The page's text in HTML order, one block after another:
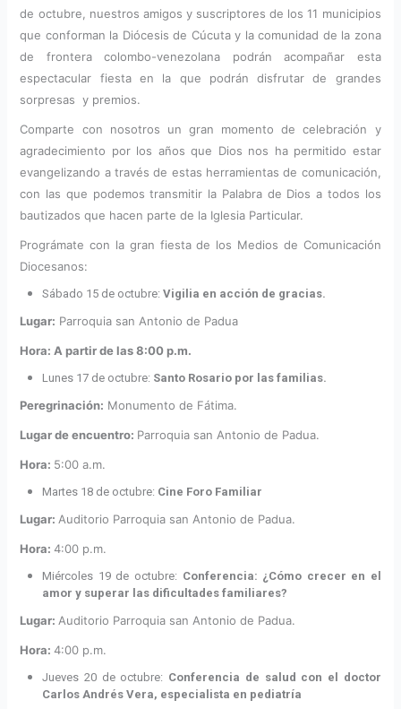
de octubre, nuestros amigos y suscriptores de los 11 municipios
que conforman la Diócesis de Cúcuta y la comunidad de la zona
de frontera colombo-venezolana podrán acompañar esta
espectacular fiesta en la que podrán disfrutar de grandes
sorpresas y premios.
Comparte con nosotros un gran momento de celebración y
agradecimiento por los años que Dios nos ha permitido estar
evangelizando a través de estas herramientas de comunicación,
con las que podemos transmitir la Palabra de Dios a todos los
bautizados que hacen parte de la Iglesia Particular.
Prográmate con la gran fiesta de los Medios de Comunicación
Diocesanos:
Sábado 15 de octubre:Vigilia en acción de gracias.
Lugar: Parroquia san Antonio de Padua
Hora: A partir de las 8:00 p.m.
Lunes 17 de octubre: Santo Rosario por las familias.
Peregrinación: Monumento de Fátima.
Lugar de encuentro: Parroquia san Antonio de Padua.
Hora: 5:00 a.m.
Martes 18 de octubre: Cine Foro Familiar
Lugar: Auditorio Parroquia san Antonio de Padua.
Hora:4:00 p.m.
Miércoles 19 de octubre: Conferencia: ¿Cómo crecer en el
amor y superar las dificultades familiares?
Lugar: Auditorio Parroquia san Antonio de Padua.
Hora:4:00 p.m.
Jueves 20 de octubre: Conferencia de salud con el doctor
Carlos Andrés Vera, especialista en pediatría